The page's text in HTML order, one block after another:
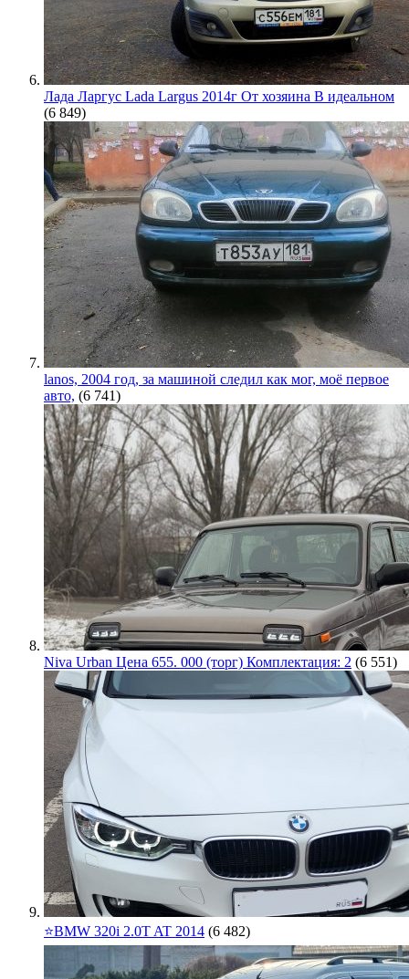
Лада Ларгус Lada Largus 2014г От хозяина В идеальном
(6 849)
lanos, 2004 год, за машиной следил как мог, моё первое
авто, (6 741)
Niva Urban Цена 655. 000 (торг) Комплектация: 2 (6 551)
⭐️BMW 320i 2.0T AT 2014 (6 482)